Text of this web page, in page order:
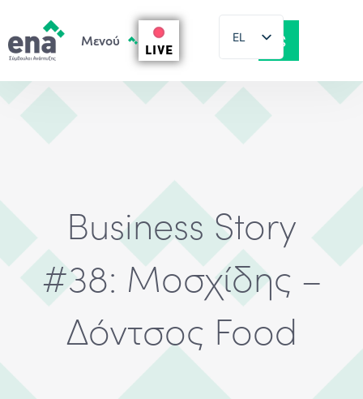
LIVE
EL
EN
Business Story
#38: Μοσχίδης –
Δόντσος Food